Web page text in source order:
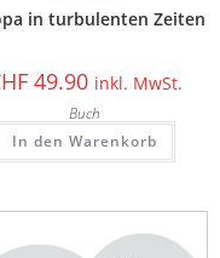
in turbulenten Zeiten
49.90 inkl. MwSt.
Buch
In den Warenkorb